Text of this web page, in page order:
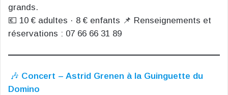
grands.
💶 10 € adultes · 8 € enfants 📌 Renseignements et
réservations : 07 66 66 31 89
🎶 Concert – Astrid Grenen à la Guinguette du
Domino